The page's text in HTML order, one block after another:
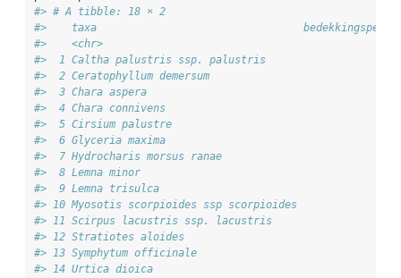
#> # A tibble: 18 × 2
#>    taxa
#>    <chr>
#>  1 Caltha palustris ssp. palustris
#>  2 Ceratophyllum demersum
#>  3 Chara aspera
#>  4 Chara connivens
#>  5 Cirsium palustre
#>  6 Glyceria maxima
#>  7 Hydrocharis morsus ranae
#>  8 Lemna minor
#>  9 Lemna trisulca
#> 10 Myosotis scorpioides ssp scorpioides
#> 11 Scirpus lacustris ssp. lacustris
#> 12 Stratiotes aloides
#> 13 Symphytum officinale
#> 14 Urtica dioica